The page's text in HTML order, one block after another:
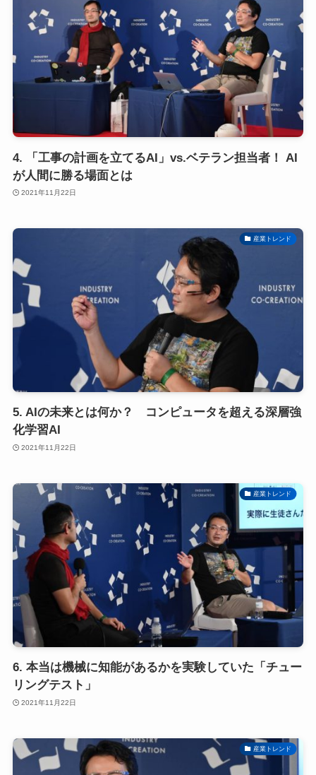
4. 「工事の計画を立てるAI」vs.ベテラン担当者！ AI
が人間に勝る場面とは
2021年11月22日
産業トレンド
5. AIの未来とは何か？ コンピュータを超える深層強
化学習AI
2021年11月22日
産業トレンド
6. 本当は機械に知能があるかを実験していた「チュー
リングテスト」
2021年11月22日
産業トレンド